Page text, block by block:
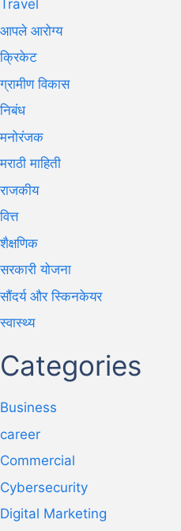
Travel
आपले आरोग्य
क्रिकेट
ग्रामीण विकास
निबंध
मनोरंजक
मराठी माहिती
राजकीय
वित्त
शैक्षणिक
सरकारी योजना
सौंदर्य और स्किनकेयर
स्वास्थ्य
Categories
Business
career
Commercial
Cybersecurity
Digital Marketing